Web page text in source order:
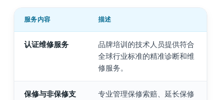
服务内容 描述
认证维修服务
品牌培训的技术人员提供符合
全球行业标准的精准诊断和维
修服务。
保修与非保修支
专业管理保修索赔、延长保修